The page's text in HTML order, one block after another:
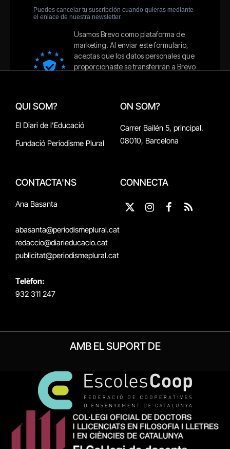
QUI SOM?
El Diari de l'Educació
Fundació Periodisme Plural
ON SOM?
Carrer Bailén 5, principal.
08010, Barcelona
CONTACTA'NS
Ana Basanta
abasanta@periodismeplural.cat
redaccio@diarieducacio.cat
publicitat@periodismeplural.cat
Telèfon:
932 311 247
CONNECTA
X
InstagramFacebook
RSS
AMB EL SUPORT DE